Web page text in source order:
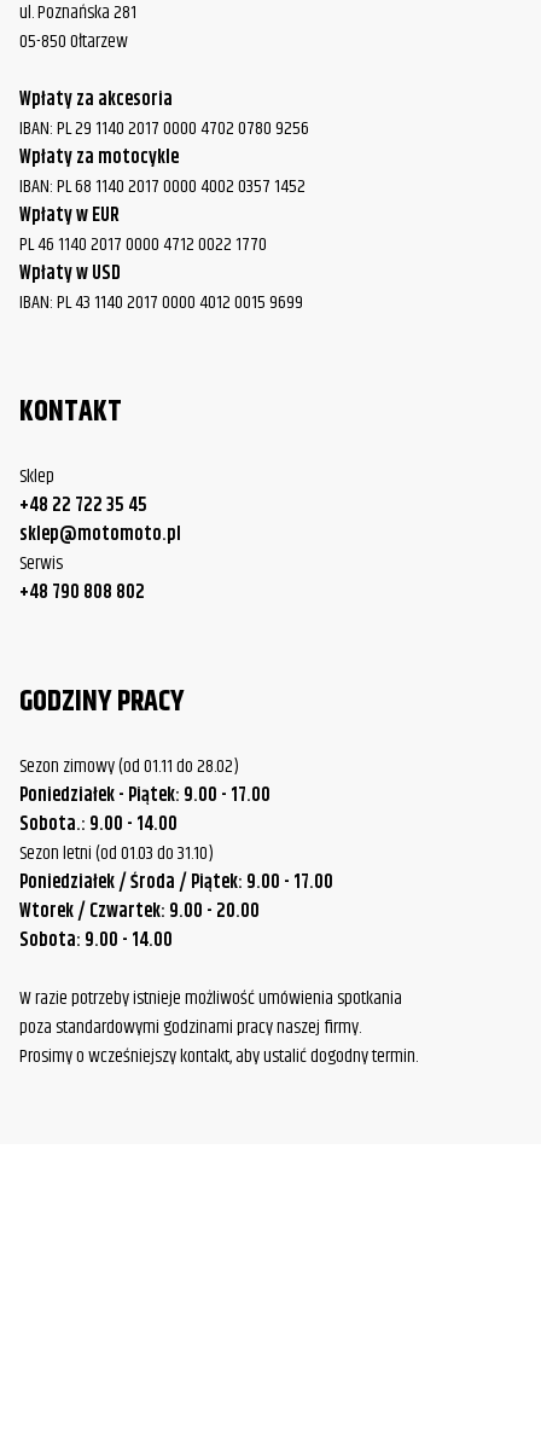
ul. Poznańska 281
05-850 Ołtarzew
Wpłaty za akcesoria
IBAN: PL 29 1140 2017 0000 4702 0780 9256
Wpłaty za motocykle
IBAN: PL 68 1140 2017 0000 4002 0357 1452
Wpłaty w EUR
PL 46 1140 2017 0000 4712 0022 1770
Wpłaty w USD
IBAN: PL 43 1140 2017 0000 4012 0015 9699
KONTAKT
Sklep
+48 22 722 35 45
sklep@motomoto.pl
Serwis
+48 790 808 802
GODZINY PRACY
Sezon zimowy (od 01.11 do 28.02)
Poniedziałek - Piątek: 9.00 - 17.00
Sobota.: 9.00 - 14.00
Sezon letni (od 01.03 do 31.10)
Poniedziałek / Środa / Piątek: 9.00 - 17.00
Wtorek / Czwartek: 9.00 - 20.00
Sobota: 9.00 - 14.00
W razie potrzeby istnieje możliwość umówienia spotkania
poza standardowymi godzinami pracy naszej firmy.
Prosimy o wcześniejszy kontakt, aby ustalić dogodny termin.